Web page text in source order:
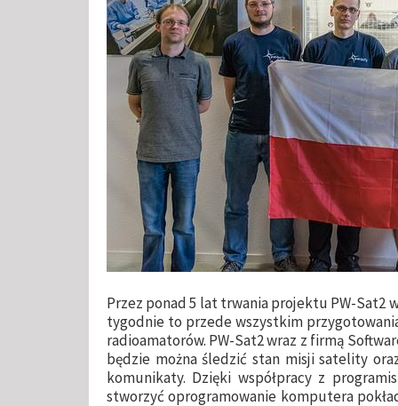
Przez ponad 5 lat trwania projektu PW-Sat2
tygodnie to przede wszystkim
radioamatorów. PW-Sat2 wraz z firmą
będzie można śledzić stan misji satelity
komunikaty. Dzięki współpracy z
stworzyć oprogramowanie komputera